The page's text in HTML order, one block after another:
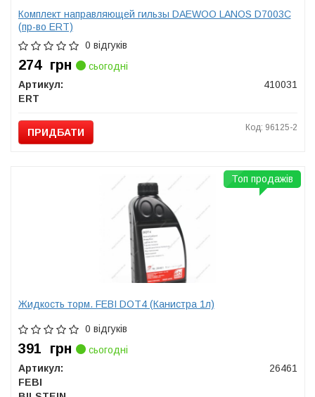
Комплект направляющей гильзы DAEWOO LANOS D7003C
(пр-во ERT)
0 відгуків
274 грн
сьогодні
Артикул:
410031
ERT
ПРИДБАТИ Код: 96125-2
Жидкость торм. FEBI DOT4 (Канистра 1л)
0 відгуків
391 грн
сьогодні
Артикул:
26461
FEBI
Топ продажів